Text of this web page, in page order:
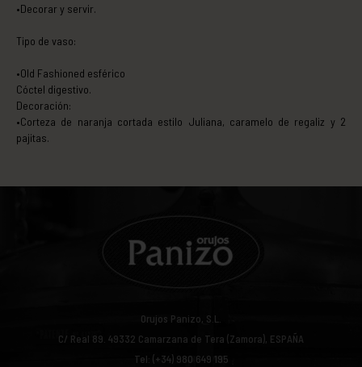
•Decorar y servir.
Tipo de vaso:
•Old Fashioned esférico
Cóctel digestivo.
Decoración:
•Corteza de naranja cortada estilo Juliana, caramelo de regaliz y 2
pajitas.
Orujos Panizo, S.L.
C/ Real 89. 49332 Camarzana de Tera (Zamora), ESPAÑA
Tel: (+34) 980 649 195